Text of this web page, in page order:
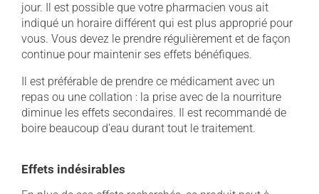
jour. Il est possible que votre pharmacien vous ait
indiqué un horaire différent qui est plus approprié pour
vous. Vous devez le prendre régulièrement et de façon
continue pour maintenir ses effets bénéfiques.
Il est préférable de prendre ce médicament avec un
repas ou une collation : la prise avec de la nourriture
diminue les effets secondaires. Il est recommandé de
boire beaucoup d'eau durant tout le traitement.
Effets indésirables